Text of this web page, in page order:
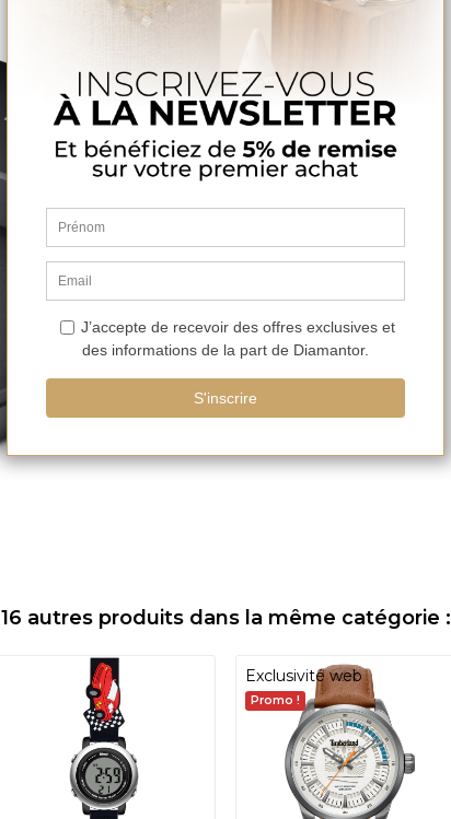
16 autres produits dans la même catégorie :
Exclusivité web
Promo !